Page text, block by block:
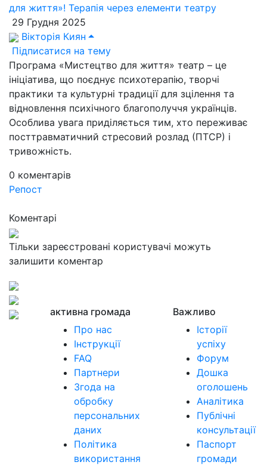
для життя»! Терапія через елементи театру
29 Грудня 2025
Вікторія Киян
Підписатися на тему
Програма «Мистецтво для життя» театр – це
ініціатива, що поєднує психотерапію, творчі
практики та культурні традиції для зцілення та
відновлення психічного благополуччя українців.
Особлива увага приділяється тим, хто переживає
посттравматичний стресовий розлад (ПТСР) і
тривожність.
0 коментарів
Репост
Коментарі
Тільки зареєстровані користувачі можуть
залишити коментар
активна громада
Про нас
Інструкції
FAQ
Партнери
Згода на
обробку
персональних
даних
Політика
використання
Важливо
Історії
успіху
Форум
Дошка
оголошень
Аналітика
Публічні
консультації
Паспорт
громади